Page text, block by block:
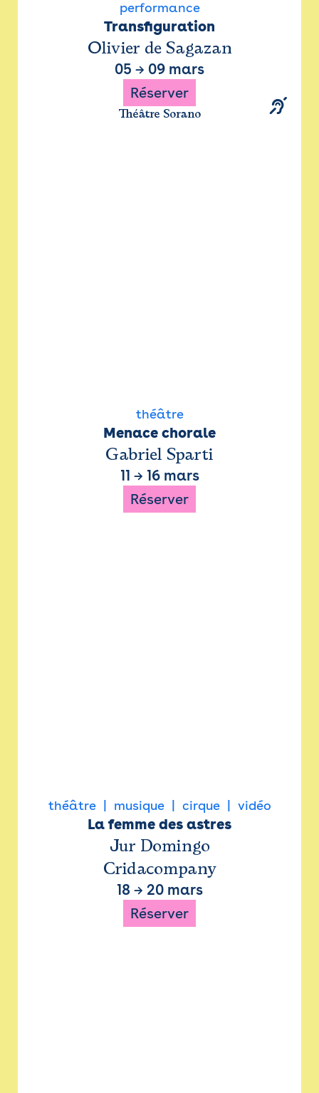
performance
Transfiguration
Olivier de Sagazan
05 → 09 mars
Réserver
Théâtre Sorano
théâtre
Menace chorale
Gabriel Sparti
11 → 16 mars
Réserver
théâtre musique cirque vidéo
La femme des astres
Jur Domingo
Cridacompany
18 → 20 mars
Réserver